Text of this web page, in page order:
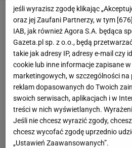
W poniedziałekMAD Lionspo
organizacji zakwalifikowali się
mistrzostw świata wLeague
Europejczyków ten sukces
znaczenie, jako że pozostałe
Starego Kontynentu poległy
jeśli wyrazisz zgodę klikając
oraz jej Zaufani Partnerzy, w tym [676
IAB, jak również Agora S.A. będąca
Gazeta.pl sp. z o.o., będą
takie jak adresy IP, adresy e-mail czy
cookie lub inne informacje zapisane
marketingowych, w szczególności
reklam dopasowanych do Twoich
swoich serwisach, aplikacjach i w
treści w nich wyświetlanych.
Jeśli nie chcesz wyrazić zgody,
chcesz wycofać zgodę uprzednio
„Ustawień Zaawansowanych”.